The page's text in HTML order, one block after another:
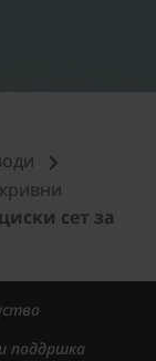
сет за
поддршка